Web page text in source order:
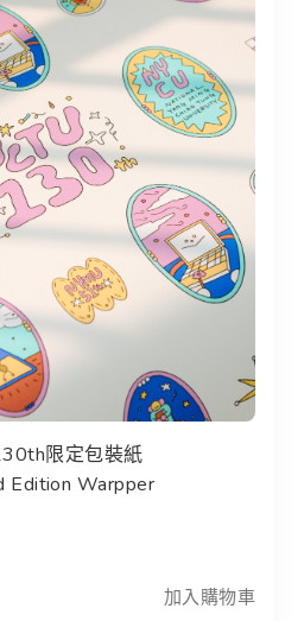
限定包裝紙_Anniversary
限定包裝紙
Edition Warpper
加入購物車